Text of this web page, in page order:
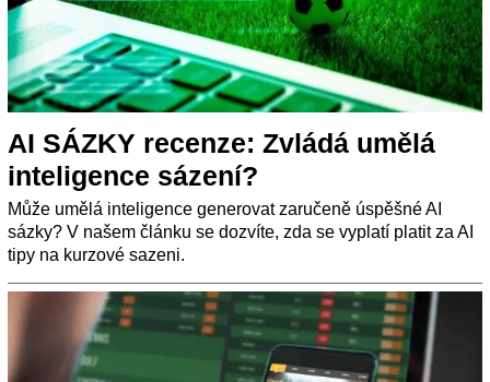
AI SÁZKY⁠⁠⁠⁠⁠⁠ recenze:⁠⁠⁠⁠⁠⁠ Zvládá umělá
inteligence sázení?
Může umělá inteligence generovat zaručeně úspěšné AI
sázky? V našem článku se dozvíte, zda se vyplatí platit za AI
tipy na kurzové sazeni.